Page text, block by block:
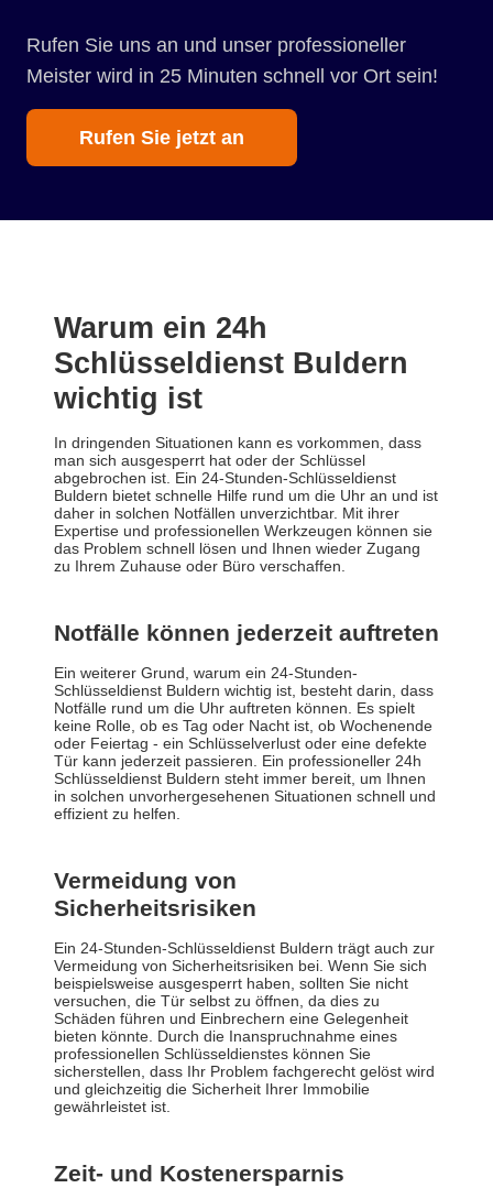
Rufen Sie uns an und unser professioneller
Meister wird in 25 Minuten schnell vor Ort sein!
Rufen Sie jetzt an
Warum ein 24h
Schlüsseldienst Buldern
wichtig ist
In dringenden Situationen kann es vorkommen, dass
man sich ausgesperrt hat oder der Schlüssel
abgebrochen ist. Ein 24-Stunden-Schlüsseldienst
Buldern bietet schnelle Hilfe rund um die Uhr an und ist
daher in solchen Notfällen unverzichtbar. Mit ihrer
Expertise und professionellen Werkzeugen können sie
das Problem schnell lösen und Ihnen wieder Zugang
zu Ihrem Zuhause oder Büro verschaffen.
Notfälle können jederzeit auftreten
Ein weiterer Grund, warum ein 24-Stunden-
Schlüsseldienst Buldern wichtig ist, besteht darin, dass
Notfälle rund um die Uhr auftreten können. Es spielt
keine Rolle, ob es Tag oder Nacht ist, ob Wochenende
oder Feiertag - ein Schlüsselverlust oder eine defekte
Tür kann jederzeit passieren. Ein professioneller 24h
Schlüsseldienst Buldern steht immer bereit, um Ihnen
in solchen unvorhergesehenen Situationen schnell und
effizient zu helfen.
Vermeidung von
Sicherheitsrisiken
Ein 24-Stunden-Schlüsseldienst Buldern trägt auch zur
Vermeidung von Sicherheitsrisiken bei. Wenn Sie sich
beispielsweise ausgesperrt haben, sollten Sie nicht
versuchen, die Tür selbst zu öffnen, da dies zu
Schäden führen und Einbrechern eine Gelegenheit
bieten könnte. Durch die Inanspruchnahme eines
professionellen Schlüsseldienstes können Sie
sicherstellen, dass Ihr Problem fachgerecht gelöst wird
und gleichzeitig die Sicherheit Ihrer Immobilie
gewährleistet ist.
Zeit- und Kostenersparnis